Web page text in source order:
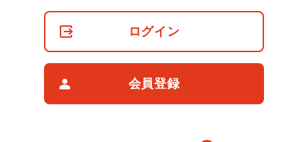
ログイン
会員登録